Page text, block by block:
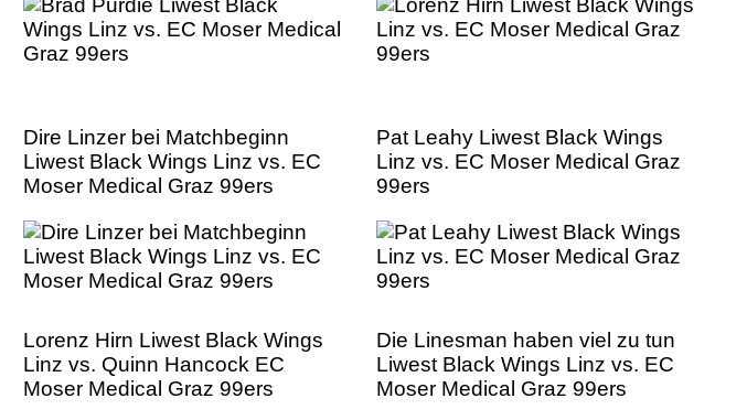
Dire Linzer bei Matchbeginn
Liwest Black Wings Linz vs. EC
Moser Medical Graz 99ers
Pat Leahy Liwest Black Wings
Linz vs. EC Moser Medical Graz
99ers
Lorenz Hirn Liwest Black Wings
Linz vs. Quinn Hancock EC
Moser Medical Graz 99ers
Die Linesman haben viel zu tun
Liwest Black Wings Linz vs. EC
Moser Medical Graz 99ers